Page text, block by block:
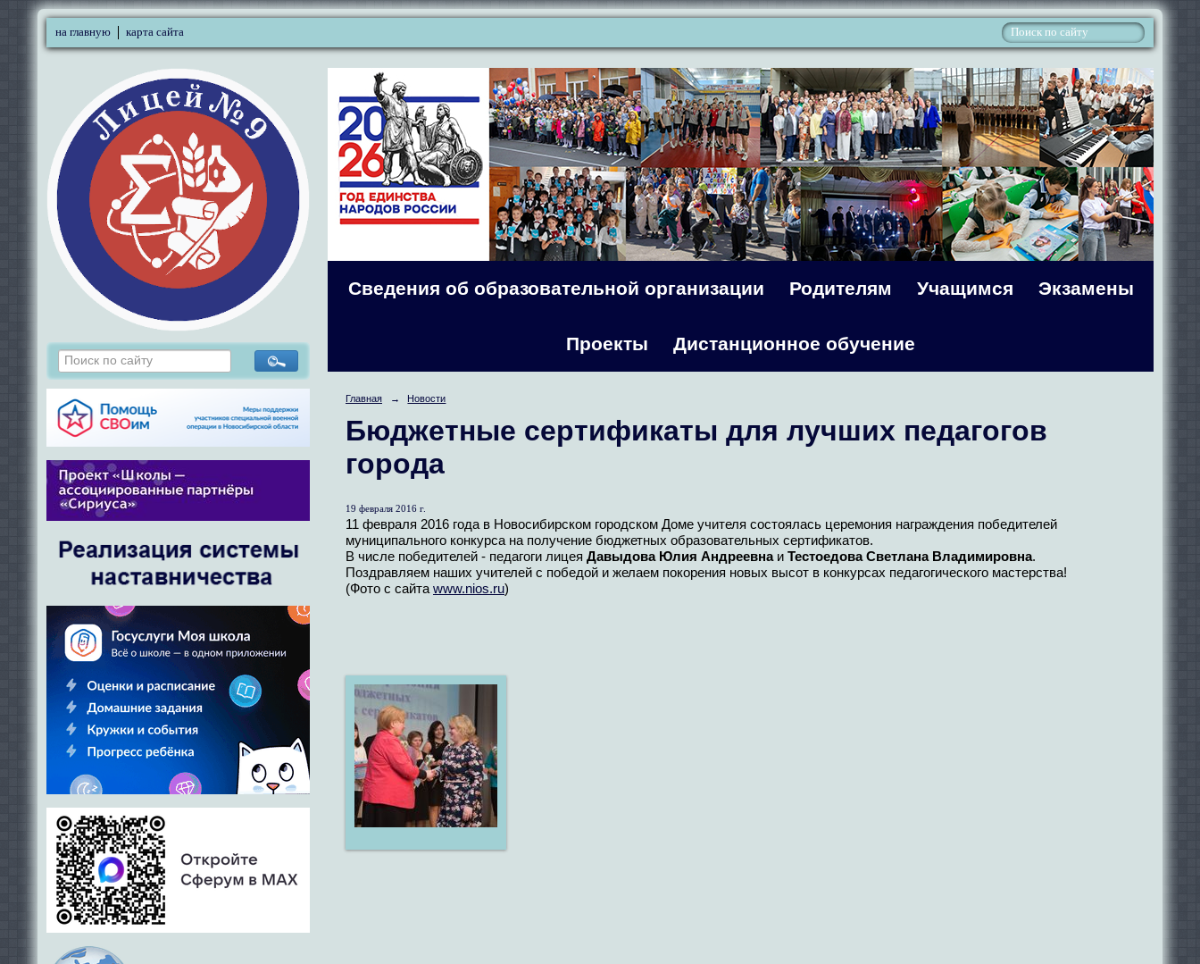
на главную карта сайта
Сведения об образовательной организации Родителям Учащимся Экзамены
Проекты Дистанционное обучение
Главная → Новости
Бюджетные сертификаты для лучших педагогов
города
19 февраля 2016 г.
11 февраля 2016 года в Новосибирском городском Доме учителя состоялась церемония награждения победителей
муниципального конкурса на получение бюджетных образовательных сертификатов.
В числе победителей - педагоги лицея Давыдова Юлия Андреевнаи Тестоедова Светлана Владимировна.
Поздравляем наших учителей с победой и желаем покорения новых высот в конкурсах педагогического мастерства!
(Фото с сайта www.nios.ru)